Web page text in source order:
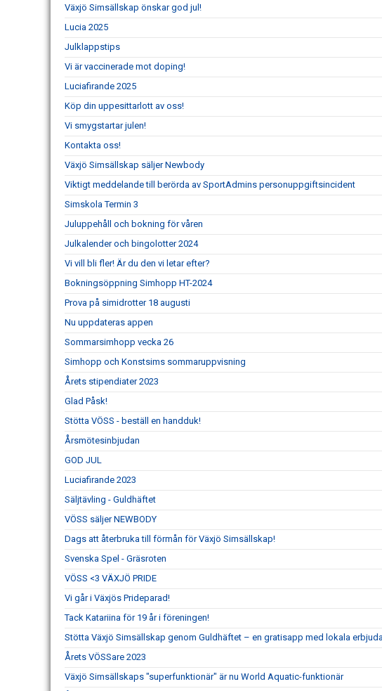
Växjö Simsällskap önskar god jul!
Lucia 2025
Julklappstips
Vi är vaccinerade mot doping!
Luciafirande 2025
Köp din uppesittarlott av oss!
Vi smygstartar julen!
Kontakta oss!
Växjö Simsällskap säljer Newbody
Viktigt meddelande till berörda av SportAdmins personuppgiftsincident
Simskola Termin 3
Juluppehåll och bokning för våren
Julkalender och bingolotter 2024
Vi vill bli fler! Är du den vi letar efter?
Bokningsöppning Simhopp HT-2024
Prova på simidrotter 18 augusti
Nu uppdateras appen
Sommarsimhopp vecka 26
Simhopp och Konstsims sommaruppvisning
Årets stipendiater 2023
Glad Påsk!
Stötta VÖSS - beställ en handduk!
Årsmötesinbjudan
GOD JUL
Luciafirande 2023
Säljtävling - Guldhäftet
VÖSS säljer NEWBODY
Dags att återbruka till förmån för Växjö Simsällskap!
Svenska Spel - Gräsroten
VÖSS <3 VÄXJÖ PRIDE
Vi går i Växjös Prideparad!
Tack Katariina för 19 år i föreningen!
Stötta Växjö Simsällskap genom Guldhäftet – en gratisapp med lokala
Årets VÖSSare 2023
Växjö Simsällskaps "superfunktionär" är nu World Aquatic-funktionär